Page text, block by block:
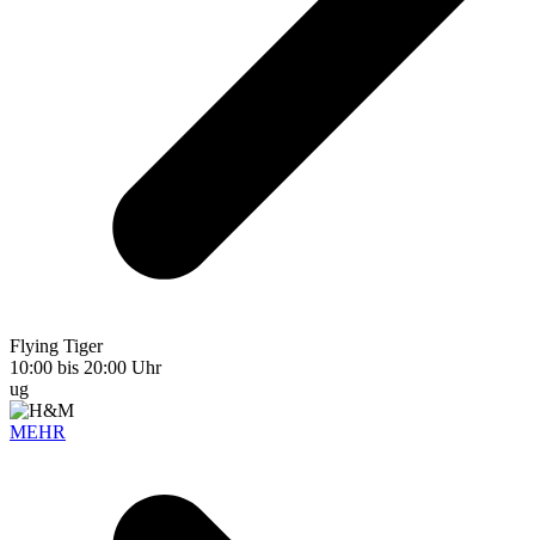
Flying Tiger
10:00 bis 20:00 Uhr
ug
MEHR